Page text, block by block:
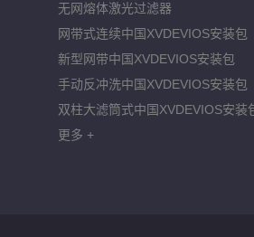
无网熔体激光过滤器
网带式连续中国XVDEVIOS安装包
新型网带中国XVDEVIOS安装包
手动反冲洗中国XVDEVIOS安装包
双柱大滤筒式中国XVDEVIOS安装
更多 +